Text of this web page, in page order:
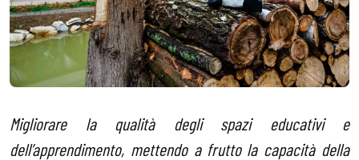
Migliorare la qualità degli spazi educativi e
dell’apprendimento, mettendo a frutto la capacità della